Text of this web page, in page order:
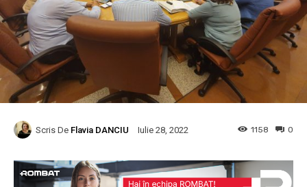
Scris De Flavia DANCIU Iulie 28, 2022 0
1158